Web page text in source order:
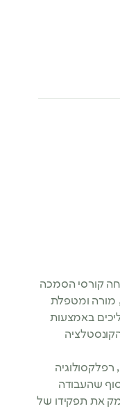
20 שנים ומנחה קורסי הסמכה
מורה ומטפלת
באמצעות
רפלקסולוגיה
שהעבודה
את תפקידו של